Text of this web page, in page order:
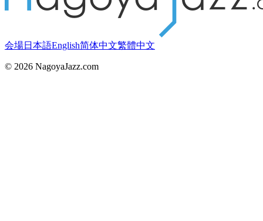
会場日本語English简体中文繁體中文
© 2026 NagoyaJazz.com